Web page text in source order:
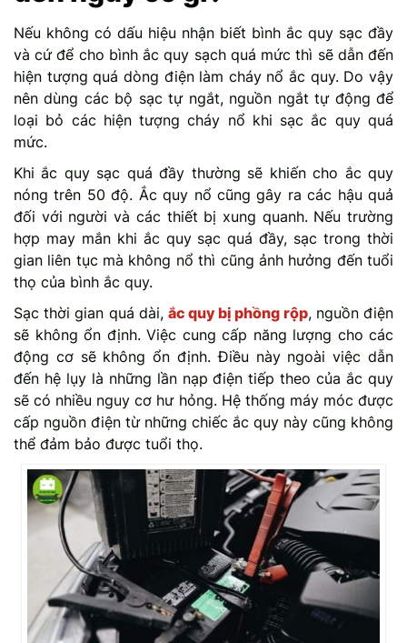
Nếu không có dấu hiệu nhận biết bình ắc quy sạc đầy
và cứ để cho bình ắc quy sạch quá mức thì sẽ dẫn đến
hiện tượng quá dòng điện làm cháy nổ ắc quy. Do vậy
nên dùng các bộ sạc tự ngắt, nguồn ngắt tự động để
loại bỏ các hiện tượng cháy nổ khi sạc ắc quy quá
mức.
Khi ắc quy sạc quá đầy thường sẽ khiến cho ắc quy
nóng trên 50 độ. Ắc quy nổ cũng gây ra các hậu quả
đối với người và các thiết bị xung quanh. Nếu trường
hợp may mắn khi ắc quy sạc quá đầy, sạc trong thời
gian liên tục mà không nổ thì cũng ảnh hưởng đến tuổi
thọ của bình ắc quy.
Sạc thời gian quá dài, ắc quy bị phồng rộp, nguồn điện
sẽ không ổn định. Việc cung cấp năng lượng cho các
động cơ sẽ không ổn định. Điều này ngoài việc dẫn
đến hệ lụy là những lần nạp điện tiếp theo của ắc quy
sẽ có nhiều nguy cơ hư hỏng. Hệ thống máy móc được
cấp nguồn điện từ những chiếc ắc quy này cũng không
thể đảm bảo được tuổi thọ.